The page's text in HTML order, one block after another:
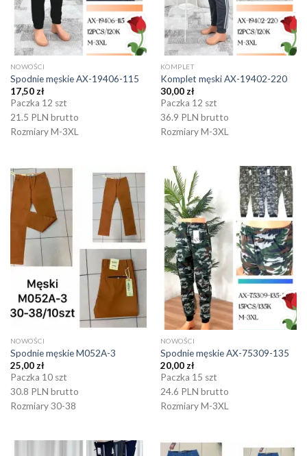
NOWOŚCI
Spodnie męskie AX-19406-115
17,50 zł
Paczka 12 szt
21.5 PLN brutto
Rozmiary M-3XL
KOMPLET
Komplet męski AX-19402-220
30,00 zł
Paczka 12 szt
36.9 PLN brutto
Rozmiary M-3XL
NOWOŚCI
Spodnie męskie M052A-3
25,00 zł
Paczka 10 szt
30.8 PLN brutto
Rozmiary 30-38
NOWOŚCI
Spodnie męskie AX-75309-135
20,00 zł
Paczka 15 szt
24.6 PLN brutto
Rozmiary M-3XL